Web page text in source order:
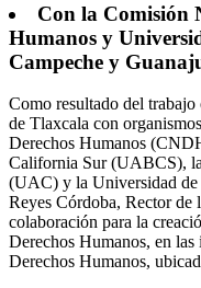
Con la Comisión
Humanos y
Campeche y
Como resultado del
de Tlaxcala con
Derechos Humanos
California Sur (UABCS),
(UAC) y la Universidad
Reyes Córdoba, Rector
colaboración para la
Derechos Humanos, en
Derechos Humanos,